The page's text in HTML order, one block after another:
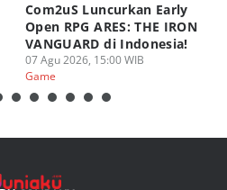
Com2uS Luncurkan Early
Open RPG ARES: THE IRON
VANGUARD di Indonesia!
07 Agu 2026, 15:00 WIB
Game